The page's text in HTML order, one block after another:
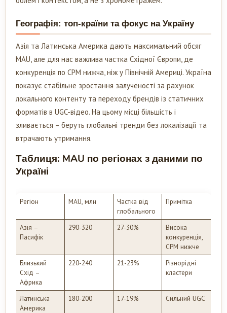
Географія: топ-країни та фокус на Україну
Азія та Латинська Америка дають максимальний обсяг
MAU, але для нас важлива частка Східної Європи, де
конкуренція по CPM нижча, ніж у Північній Америці. Україна
показує стабільне зростання залученості за рахунок
локального контенту та переходу брендів із статичних
форматів в UGC-відео. На цьому місці більшість і
зливається – беруть глобальні тренди без локалізації та
втрачають утримання.
Таблиця: MAU по регіонах з даними по
Україні
Регіон MAU, млн
Частка від
глобального
Примітка
Азія –
Пасифік
290-320 27-30%
Висока
конкуренція,
CPM нижче
Близький
Схід –
Африка
220-240 21-23%
Різнорідні
кластери
Латинська
Америка
180-200 17-19% Сильний UGC